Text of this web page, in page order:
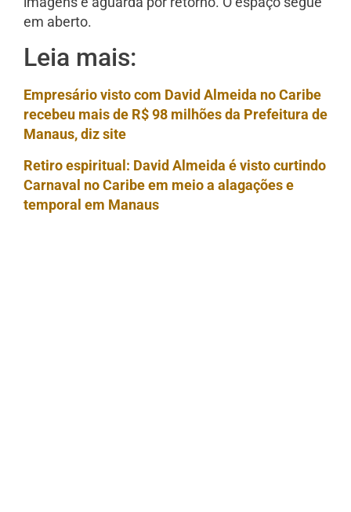
em aberto.
Leia mais:
Empresário visto com David Almeida no Caribe
recebeu mais de R$ 98 milhões da Prefeitura de
Manaus, diz site
Retiro espiritual: David Almeida é visto curtindo
Carnaval no Caribe em meio a alagações e
temporal em Manaus